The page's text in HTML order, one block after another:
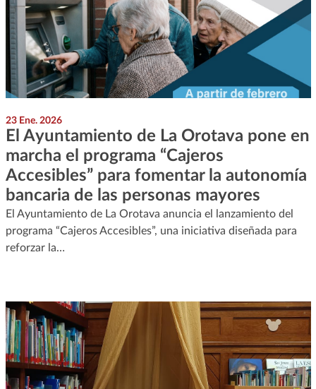
23 Ene. 2026
El Ayuntamiento de La Orotava pone en
marcha el programa “Cajeros
Accesibles” para fomentar la autonomía
bancaria de las personas mayores
El Ayuntamiento de La Orotava anuncia el lanzamiento del
programa “Cajeros Accesibles”, una iniciativa diseñada para
reforzar la…